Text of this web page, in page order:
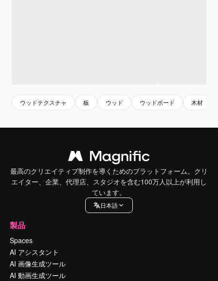
ウッドテクスチャ 板 ウッド ウッドボード 木材
最高のクリエイティブ制作を導くためのプラットフォーム。クリ
エイター、企業、代理店、スタジオを含む100万人以上が利用し
ています。
日本語
製品
Spaces
AI アシスタント
AI 画像生成ツール
AI 動画生成ツール